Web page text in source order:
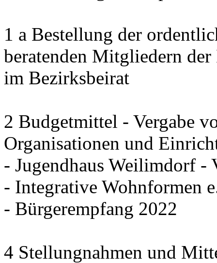
1 a Bestellung der
beratenden Mitgliedern
im Bezirksbeirat
2 Budgetmittel - Vergabe
Organisationen und
- Jugendhaus Weilimdorf -
- Integrative Wohnformen
- Bürgerempfang 2022
4 Stellungnahmen und